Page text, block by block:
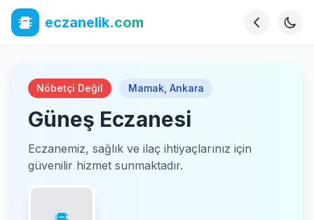
eczanelik.com
Nöbetçi Değil Mamak Ankara
Güneş Eczanesi
Eczanemiz, sağlık ve ilaç ihtiyaçlarınız için
güvenilir hizmet sunmaktadır.